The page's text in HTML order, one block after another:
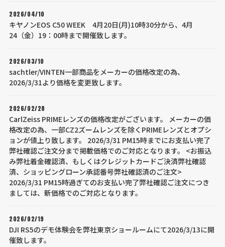
2026/04/10
キヤノンEOS C50 WEEK 4月20日(月)10時30分から、4月
24（金）19：00時まで開催致します。
2026/03/10
sachtler/VINTEN一部商品をメーカーの価格改定の為、
2026/3/31より価格を変更致します。
2026/02/28
CarlZeiss PRIMEレンズの価格改定がございます。 メーカーの価
格改定の為、一部CZ2ズームレンズを除くPRIMEレンズとオプシ
ョンが値上り致します。 2026/3/31 PM15時までにお支払い完了
弊社確認ご注文分まで掲載価格でのご対応となります。 <お振込
み弊社着金確認済、もしくはクレジットカードご決済弊社確認
済、ショッピングローン承認番号弊社確認済のご注文>
2026/3/31 PM15時過ぎてのお支払い完了弊社確認ご注文につき
ましては、新価格でのご対応となります。
2026/02/19
DJI RS5のデモ体験会を弊社東京ショールームにて2026/3/13に開
催致します。